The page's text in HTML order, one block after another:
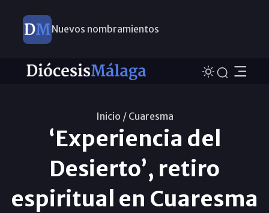
Nuevos nombramientos
Inicio / Cuaresma
‘Experiencia del
Desierto’, retiro
espiritual en Cuaresma